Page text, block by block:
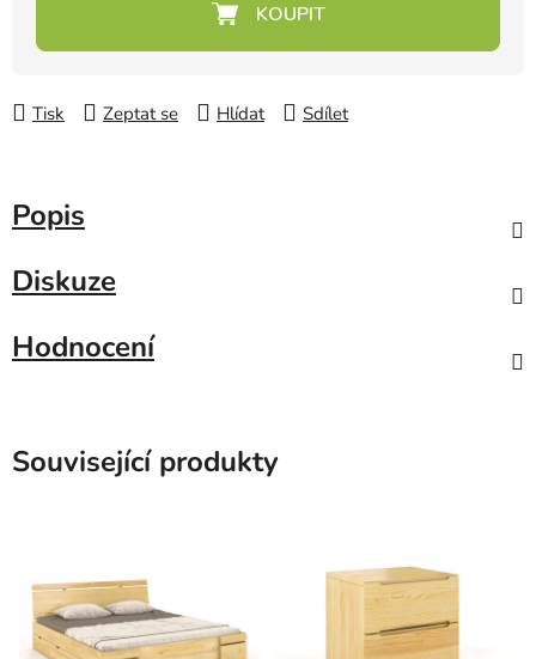
Tisk Zeptat se Hlídat Sdílet
Popis
Diskuze
Hodnocení
Související produkty